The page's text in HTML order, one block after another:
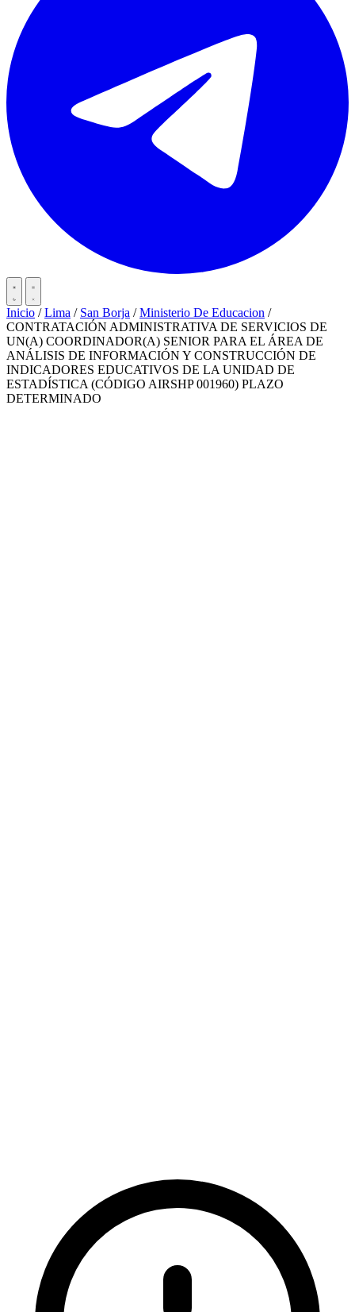
Inicio / Lima / San Borja / Ministerio De Educacion /
CONTRATACIÓN ADMINISTRATIVA DE SERVICIOS DE
UN(A) COORDINADOR(A) SENIOR PARA EL ÁREA DE
ANÁLISIS DE INFORMACIÓN Y CONSTRUCCIÓN DE
INDICADORES EDUCATIVOS DE LA UNIDAD DE
ESTADÍSTICA (CÓDIGO AIRSHP 001960) PLAZO
DETERMINADO